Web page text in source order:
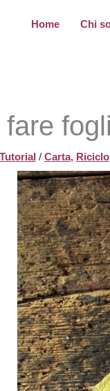
Home Chi
fare
Tutorial / Carta, Riciclo